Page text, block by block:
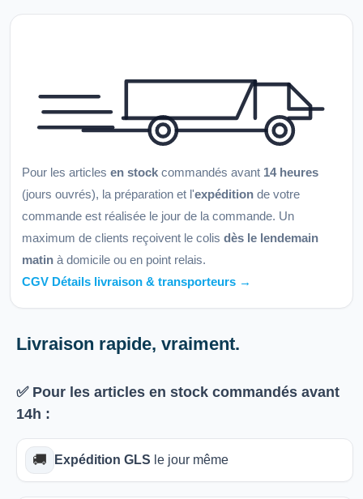
Pour les articles en stock commandés avant 14 heures
(jours ouvrés), la préparation et l'expédition de votre
commande est réalisée le jour de la commande. Un
maximum de clients reçoivent le colis dès le lendemain
matin à domicile ou en point relais.
CGV Détails livraison & transporteurs →
Livraison rapide, vraiment.
✅ Pour les articles en stock commandés avant
14h :
🚚 Expédition GLS le jour même